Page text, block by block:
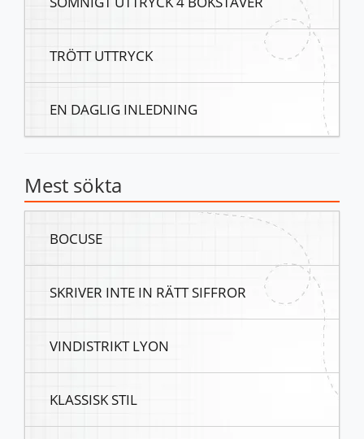
TRÖTT UTTRYCK
EN DAGLIG INLEDNING
Mest sökta
BOCUSE
SKRIVER INTE IN RÄTT SIFFROR
VINDISTRIKT LYON
KLASSISK STIL